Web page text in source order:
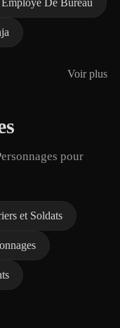
Employé De Bureau
Voir plus
pour
et Soldats